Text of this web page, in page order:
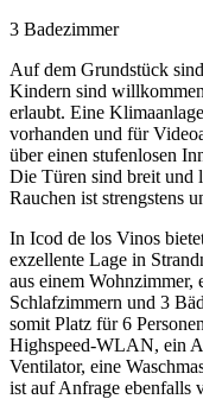
3 Badezimmer
Auf dem Grundstück
Kindern sind
erlaubt. Eine
vorhanden und für
über einen stufenlosen
Die Türen sind breit und
Rauchen ist strengstens
In Icod de los Vinos
exzellente Lage in
aus einem Wohnzimmer,
Schlafzimmern und 3
somit Platz für 6
Highspeed-WLAN, ein
Ventilator, eine
ist auf Anfrage ebenfalls